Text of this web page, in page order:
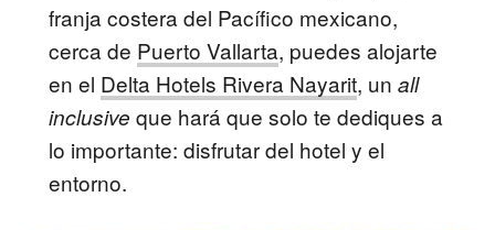
franja costera del Pacífico mexicano,
cerca de Puerto Vallarta, puedes alojarte
en el Delta Hotels Rivera Nayarit, unall
inclusive que hará que solo te dediques a
lo importante: disfrutar del hotel y el
entorno.